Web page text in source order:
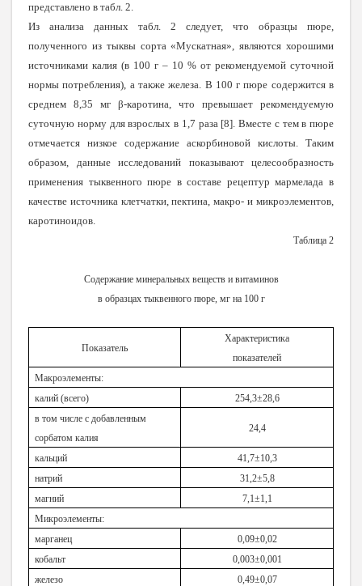
представлено в табл. 2.
Из анализа данных табл. 2 следует, что образцы пюре,
полученного из тыквы сорта «Мускатная», являются хорошими
источниками калия (в 100 г – 10 % от рекомендуемой суточной
нормы потребления), а также железа. В 100 г пюре содержится в
среднем 8,35 мг β-каротина, что превышает рекомендуемую
суточную норму для взрослых в 1,7 раза [8]. Вместе с тем в пюре
отмечается низкое содержание аскорбиновой кислоты. Таким
образом, данные исследований показывают целесообразность
применения тыквенного пюре в составе рецептур мармелада в
качестве источника клетчатки, пектина, макро- и микроэлементов,
каротиноидов.
Таблица 2
Содержание минеральных веществ и витаминов
в образцах тыквенного пюре, мг на 100 г
Показатель
Характеристика
показателей
Макроэлементы:
калий (всего)
254,3±28,6
в том числе с добавленным
сорбатом калия
24,4
кальций
41,7±10,3
натрий
31,2±5,8
магний
7,1±1,1
Микроэлементы:
марганец
0,09±0,02
кобальт
0,003±0,001
железо
0,49±0,07